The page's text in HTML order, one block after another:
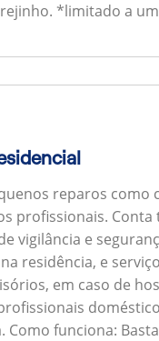
*limitado a
reparos como
profissionais. Conta
vigilância e
residência, e
em caso de
Como funciona: